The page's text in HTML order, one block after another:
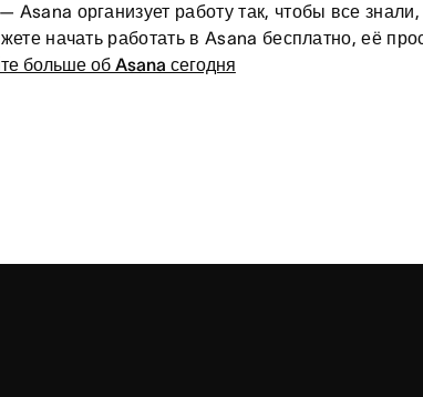
организует работу так, чтобы все
начать работать в Asana бесплатно, её
больше об Asana сегодня